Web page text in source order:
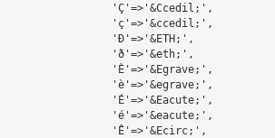
                                'Ç'=>'&Ccedil;',
                                'ç'=>'&ccedil;',
                                'Ð'=>'&ETH;',
                                'ð'=>'&eth;',
                                'È'=>'&Egrave;',
                                'è'=>'&egrave;',
                                'É'=>'&Eacute;',
                                'é'=>'&eacute;',
                                'Ê'=>'&Ecirc;',